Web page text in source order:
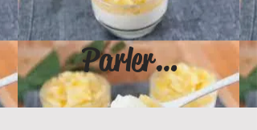
Parler & écrire